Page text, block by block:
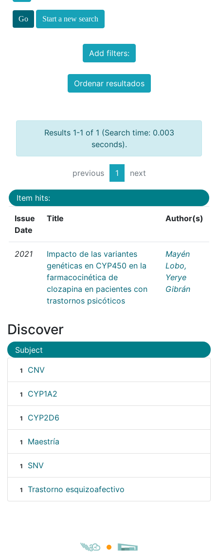
Start a new search
Add filters:
Ordenar resultados
Results 1-1 of 1 (Search time: 0.003
seconds).
previous 1 next
Item hits:
Issue
Date
Title Author(s)
2021
Impacto de las variantes
genéticas en CYP450 en la
farmacocinética de
clozapina en pacientes con
trastornos psicóticos
Mayén
Lobo,
Yerye
Gibrán
Discover
Subject
1 CNV
1 CYP1A2
1 CYP2D6
1 Maestría
1 SNV
1 Trastorno esquizoafectivo